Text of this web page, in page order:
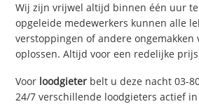
Wij zijn vrijwel altijd binnen één uur
opgeleide medewerkers kunnen alle
verstoppingen of andere ongemakken
oplossen. Altijd voor een redelijke
Voor loodgieter belt u deze nacht 03-
24/7 verschillende loodgieters actief